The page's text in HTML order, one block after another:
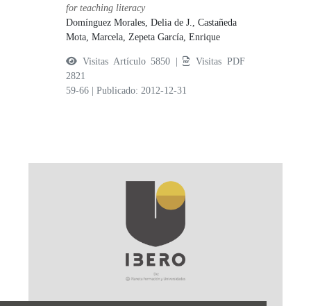
for teaching literacy
Domínguez Morales, Delia de J.,Castañeda
Mota, Marcela,Zepeta García, Enrique
Visitas Artículo 5850 |
Visitas PDF
2821
59-66
|Publicado: 2012-12-31